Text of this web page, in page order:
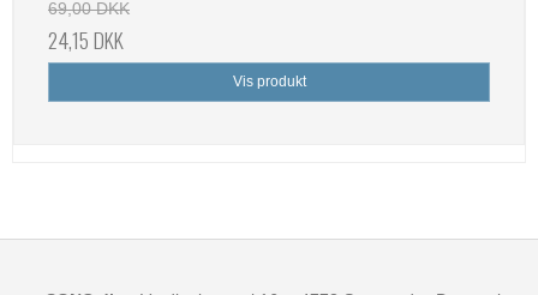
69,00 DKK
24,15 DKK
Vis produkt